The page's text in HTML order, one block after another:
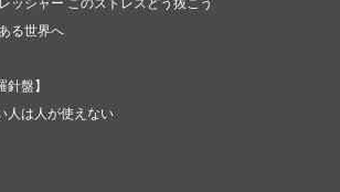
る世界へ
盤】
人は人が使えない